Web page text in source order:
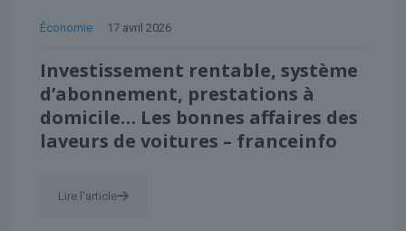
Économie 17 avril 2026
Investissement rentable, système
d’abonnement, prestations à
domicile… Les bonnes affaires des
laveurs de voitures – franceinfo
Lire l'article